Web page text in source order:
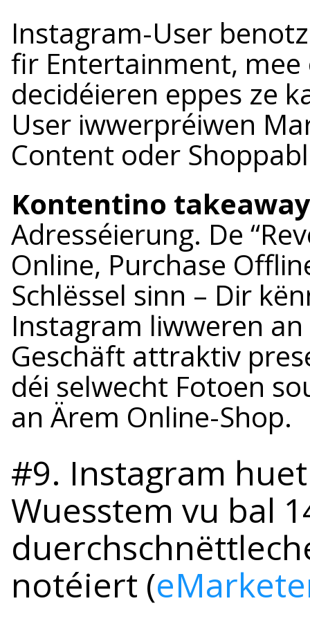
Instagram-User
fir Entertainment, mee
decidéieren eppes ze
User iwwerpréiwen
Content oder
Kontentino
Adresséierung. De
Online, Purchase
Schlëssel sinn – Dir
Instagram liwweren
Geschäft attraktiv
déi selwecht Fotoen
an Ärem Online-Shop.
#9. Instagram
Wuesstem vu bal
notéiert (